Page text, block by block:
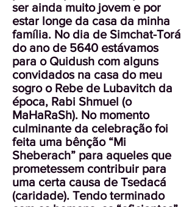
ser ainda muito jovem e por
estar longe da casa da minha
família. No dia de Simchat-Torá
do ano de 5640 estávamos
para o Quidush com alguns
convidados na casa do meu
sogro o Rebe de Lubavitch da
época, Rabi Shmuel (o
MaHaRaSh). No momento
culminante da celebração foi
feita uma bênção “Mi
Sheberach” para aqueles que
prometessem contribuir para
uma certa causa de Tsedacá
(caridade). Tendo terminado